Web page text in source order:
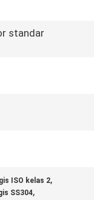
standar
ISO kelas 2,
SS304,